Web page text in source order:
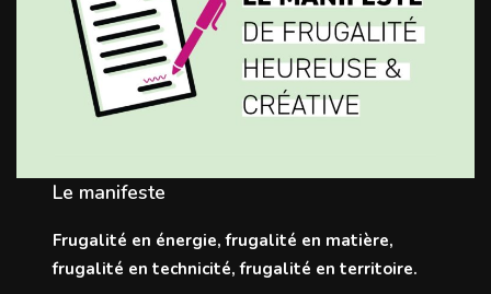
Le manifeste
Frugalité en énergie, frugalité en matière,
frugalité en technicité, frugalité en territoire.